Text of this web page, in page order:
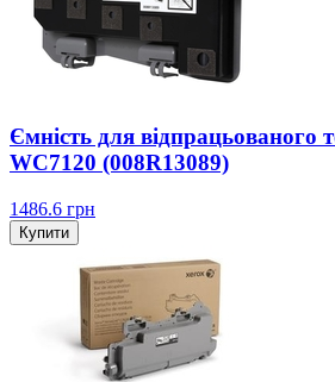
Ємність для відпрацьованого
WC7120 (008R13089)
1486.6 грн
Купити